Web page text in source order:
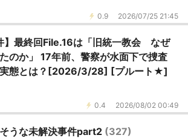
0.9 2026/07/25 21:45
】最終回File.16は「旧統一教会 なぜ
のか」 17年前、警察が水面下で捜査
実態とは？[2026/3/28] [プルート★]
0.4 2026/08/02 00:49
うな未解決事件part2 (327)